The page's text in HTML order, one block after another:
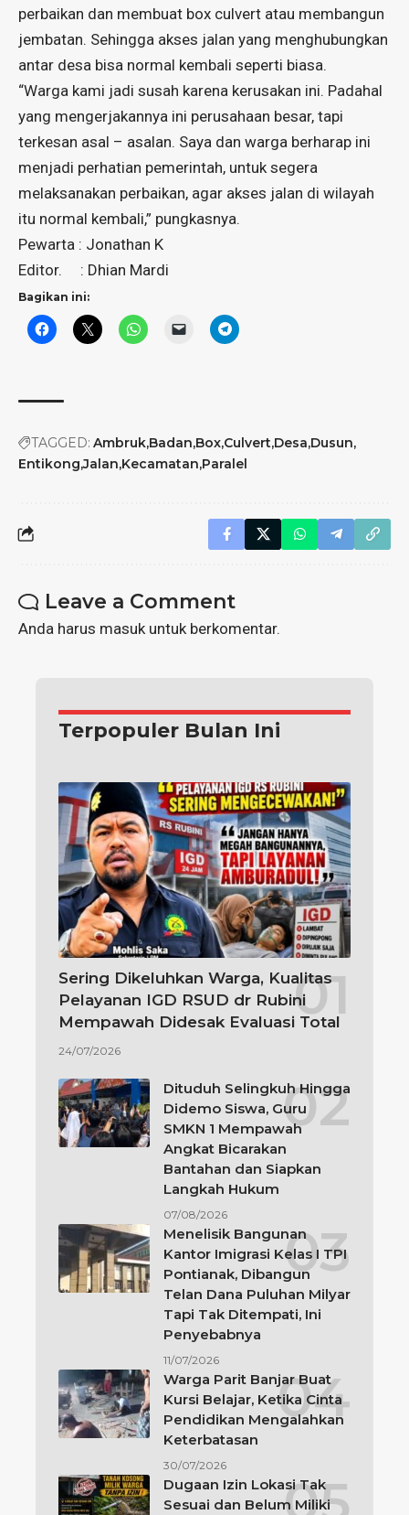
perbaikan dan membuat box culvert atau membangun
jembatan. Sehingga akses jalan yang menghubungkan
antar desa bisa normal kembali seperti biasa.
“Warga kami jadi susah karena kerusakan ini. Padahal
yang mengerjakannya ini perusahaan besar, tapi
terkesan asal – asalan. Saya dan warga berharap ini
menjadi perhatian pemerintah, untuk segera
melaksanakan perbaikan, agar akses jalan di wilayah
itu normal kembali,” pungkasnya.
Pewarta : Jonathan K
Editor. : Dhian Mardi
Bagikan ini:
TAGGED: Ambruk Badan Box Culvert Desa Dusun
Entikong Jalan Kecamatan Paralel
Leave a Comment
Anda harus masukuntuk berkomentar.
Terpopuler Bulan Ini
Sering Dikeluhkan Warga, Kualitas
Pelayanan IGD RSUD dr Rubini
Mempawah Didesak Evaluasi Total
24/07/2026
Dituduh Selingkuh Hingga
Didemo Siswa, Guru
SMKN 1 Mempawah
Angkat Bicarakan
Bantahan dan Siapkan
Langkah Hukum
07/08/2026
Menelisik Bangunan
Kantor Imigrasi Kelas I TPI
Pontianak, Dibangun
Telan Dana Puluhan Milyar
Tapi Tak Ditempati, Ini
Penyebabnya
11/07/2026
Warga Parit Banjar Buat
Kursi Belajar, Ketika Cinta
Pendidikan Mengalahkan
Keterbatasan
30/07/2026
Dugaan Izin Lokasi Tak
Sesuai dan Belum Miliki